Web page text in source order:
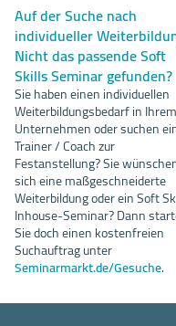
Auf der Suche nach
individueller
Nicht das passende Soft
Skills Seminar gefunden?
Sie haben einen individuellen
Weiterbildungsbedarf in Ihrem
Unternehmen oder suchen
Trainer / Coach zur
Festanstellung? Sie
sich eine maßgeschneiderte
Weiterbildung oder ein Soft
Inhouse-Seminar? Dann
Sie doch einen kostenfreien
Suchauftrag unter
Seminarmarkt.de/Gesuche.